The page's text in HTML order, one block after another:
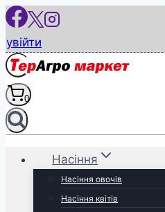
Перейти
вмісту
увійти
0
Насіння
Насіння овочів
Насіння квітів